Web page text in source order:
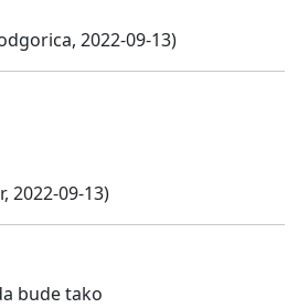
2022-09-13)
2022-09-13)
bude tako